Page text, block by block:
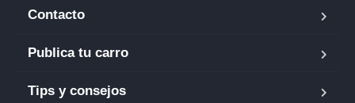
Contacto
Publica tu carro
Tips y consejos